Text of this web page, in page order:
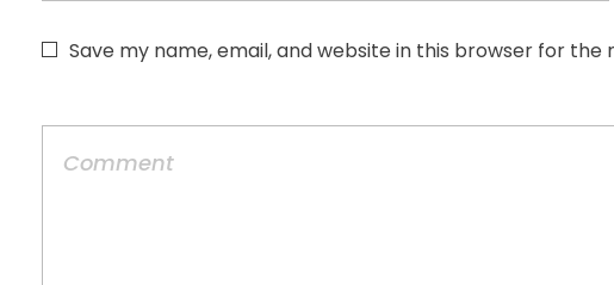
Save my name, email, and website in this browser for